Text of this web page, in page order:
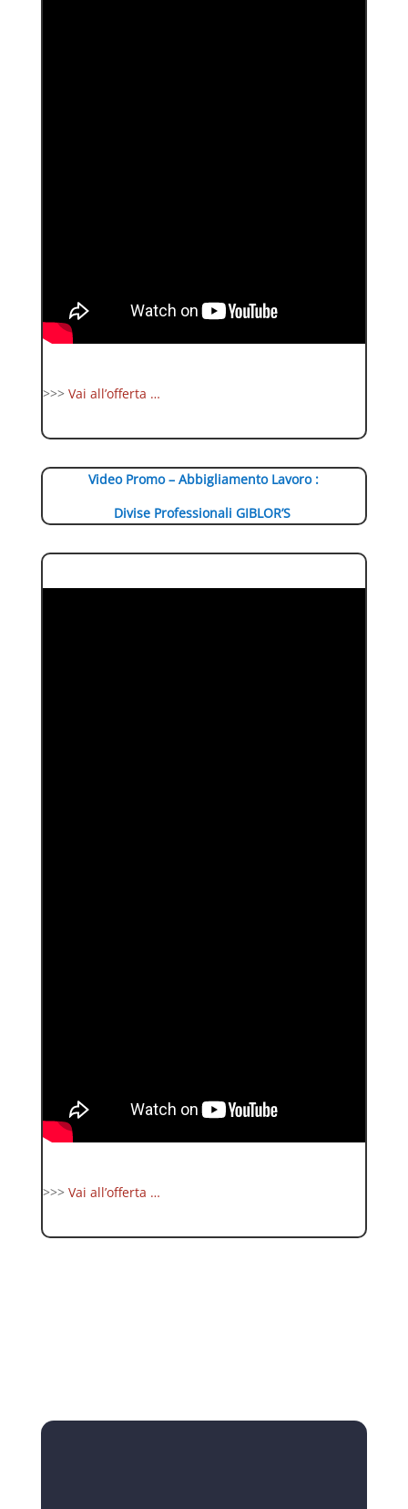
>>> Vai all’offerta …
Video Promo – Abbigliamento Lavoro :
Divise Professionali GIBLOR’S
>>> Vai all’offerta …